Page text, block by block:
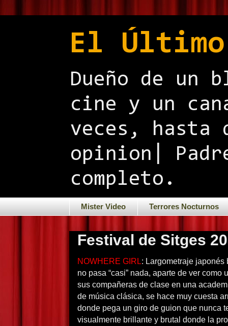
El
Dueño de un
cine y un
veces, hasta
opinion|
completo.
Mister Video Terrores Nocturnos
Festival de Sitges
NOWHERE GIRL: Largometraje japonés
no pasa “casi” nada, aparte de ver
sus compañeras de clase en una
de música clásica, se hace muy cuesta
donde pega un giro de guion que nunca
visualmente brillante y brutal donde la